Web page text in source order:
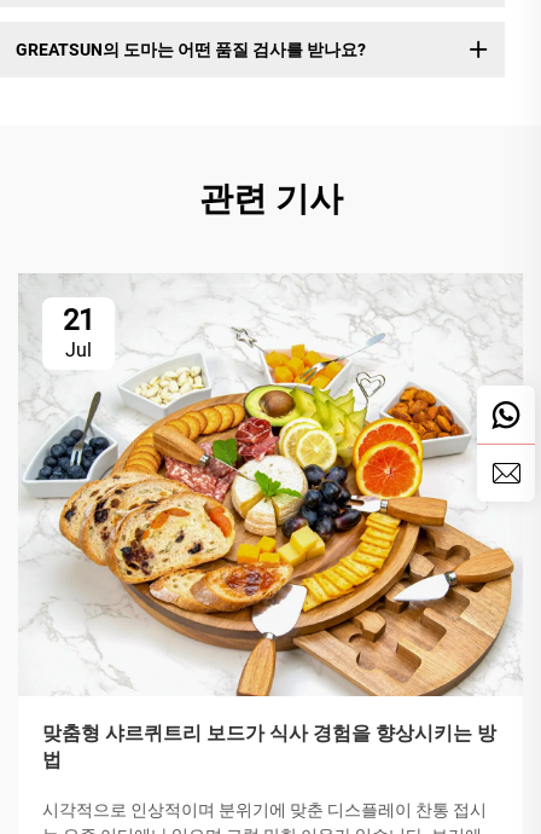
GREATSUN의 도마는 어떤 품질 검사를 받나요?
관련 기사
21
Jul
맞춤형 샤르퀴트리 보드가 식사 경험을 향상시키는 방
법
시각적으로 인상적이며 분위기에 맞춘 디스플레이 찬통 접시